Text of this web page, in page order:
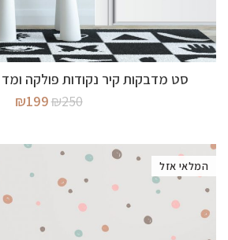
מידע נוסף
סט מדבקות קיר נקודות פולקה
₪250
המחיר
₪250.
₪199
המלאי אזל